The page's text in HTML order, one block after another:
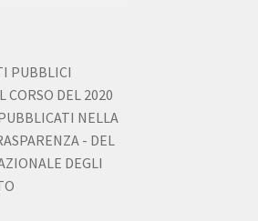
PUBBLICI
CORSO DEL 2020
NELLA
- DEL
DEGLI